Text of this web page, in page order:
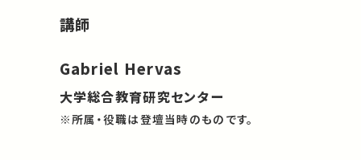
講師
Gabriel Hervas
大学総合教育研究センター
※所属・役職は登壇当時のものです。